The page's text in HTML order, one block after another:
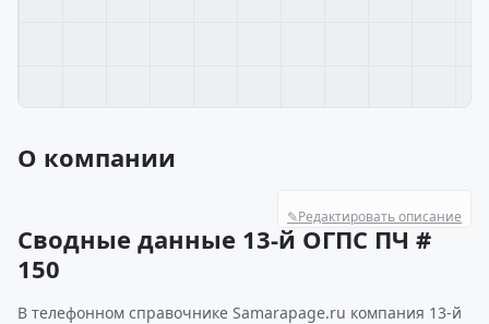
О компании
✎Редактировать описание
Сводные данные 13-й ОГПС ПЧ #
150
В телефонном справочнике Samarapage.ru компания 13-й